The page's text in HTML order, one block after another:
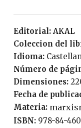
Editorial:
AKAL
Coleccion del
Idioma:
Número de
Dimensiones:
Fecha de
Materia:
ISBN:
978-84-